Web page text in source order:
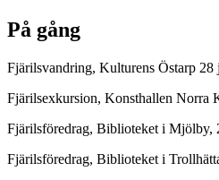
På gång
Fjärilsvandring, Kulturens Östarp 28
Fjärilsexkursion, Konsthallen Norra
Fjärilsföredrag, Biblioteket i Mjölby,
Fjärilsföredrag, Biblioteket i